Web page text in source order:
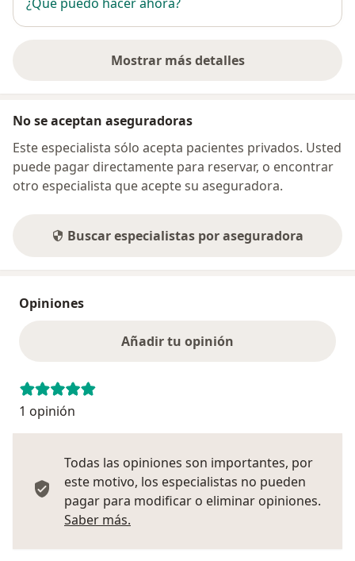
Mostrar más detalles
sobre la dirección
No se aceptan aseguradoras
Este especialista sólo acepta pacientes privados. Usted
puede pagar directamente para reservar, o encontrar
otro especialista que acepte su aseguradora.
Buscar especialistas por aseguradora
Opiniones
Añadir tu opinión
1 opinión
Todas las opiniones son importantes, por
este motivo, los especialistas no pueden
pagar para modificar o eliminar opiniones.
Saber más.